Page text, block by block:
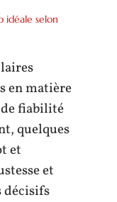
idéale selon
en matière
fiabilité
quelques
et
et
décisifs